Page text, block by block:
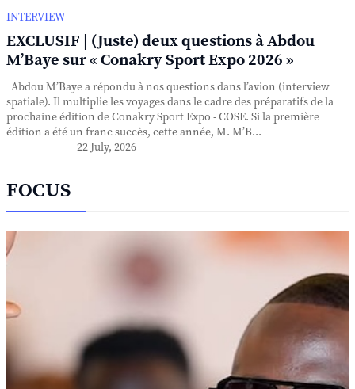
INTERVIEW
EXCLUSIF | (Juste) deux questions à Abdou
M’Baye sur « Conakry Sport Expo 2026 »
Abdou M’Baye a répondu à nos questions dans l’avion (interview
spatiale). Il multiplie les voyages dans le cadre des préparatifs de la
prochaine édition de Conakry Sport Expo - COSE. Si la première
édition a été un franc succès, cette année, M. M’B...
22 July, 2026
FOCUS